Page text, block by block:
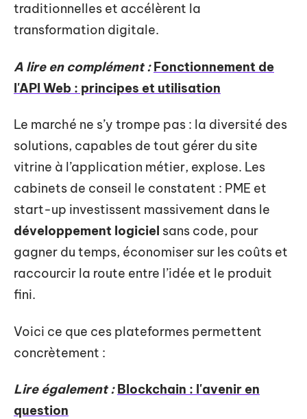
traditionnelles et accélèrent la
transformation digitale.
A lire en complément : Fonctionnement de
l'API Web : principes et utilisation
Le marché ne s’y trompe pas : la diversité des
solutions, capables de tout gérer du site
vitrine à l’application métier, explose. Les
cabinets de conseil le constatent : PME et
start-up investissent massivement dans le
développement logiciel sans code, pour
gagner du temps, économiser sur les coûts et
raccourcir la route entre l’idée et le produit
fini.
Voici ce que ces plateformes permettent
concrètement :
Lire également : Blockchain : l'avenir en
question